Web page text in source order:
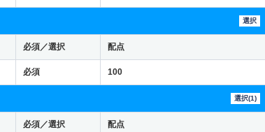
選択
必須／選択 配点
必須 100
選択(1)
必須／選択 配点